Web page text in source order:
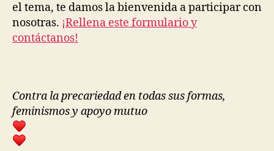
el tema, te damos la bienvenida a participar con
nosotras. ¡Rellena este formulario y
contáctanos!
Contra la precariedad en todas sus formas,
feminismos y apoyo mutuo